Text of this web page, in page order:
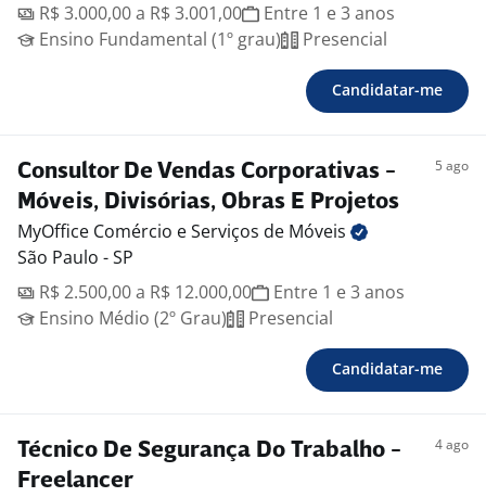
R$ 3.000,00 a R$ 3.001,00
Entre 1 e 3 anos
Ensino Fundamental (1º grau)
Presencial
Candidatar-me
Consultor De Vendas Corporativas -
Móveis, Divisórias, Obras E Projetos
5 ago
MyOffice Comércio e Serviços de Móveis
São Paulo - SP
R$ 2.500,00 a R$ 12.000,00
Entre 1 e 3 anos
Ensino Médio (2º Grau)
Presencial
Candidatar-me
Técnico De Segurança Do Trabalho -
Freelancer
4 ago